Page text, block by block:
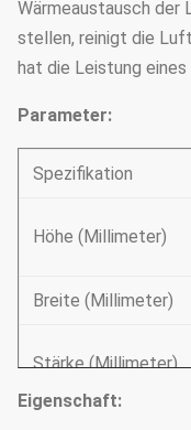
Wärmeaustausch der
stellen, reinigt die
hat die Leistung
Parameter:
Spezifikation
Höhe (Millimeter)
Breite (Millimeter)
Stärke (Millimeter)
Eigenschaft: